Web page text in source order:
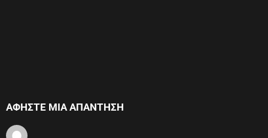
ΑΦΉΣΤΕ ΜΙΑ ΑΠΆΝΤΗΣΗ